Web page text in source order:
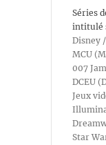
Séries
intitulé
Disney
MCU
007
DCEU
Jeux
Star